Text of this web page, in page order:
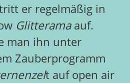
er regelmäßig in
Glitteramaauf.
man ihn unter
Zauberprogramm
t auf open air